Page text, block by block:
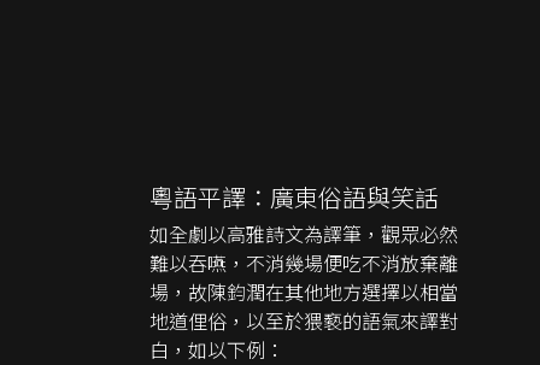
粵語平譯：廣東俗語與笑話
如全劇以高雅詩文為譯筆，觀眾必然
難以吞嚥，不消幾場便吃不消放棄離
場，故陳鈞潤在其他地方選擇以相當
地道俚俗，以至於猥褻的語氣來譯對
白，如以下例：